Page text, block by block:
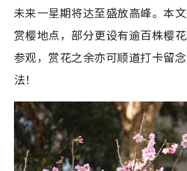
未来一星期将达至盛放高峰。本
赏樱地点，部分更设有逾百株樱
参观，赏花之余亦可顺道打卡留
法！